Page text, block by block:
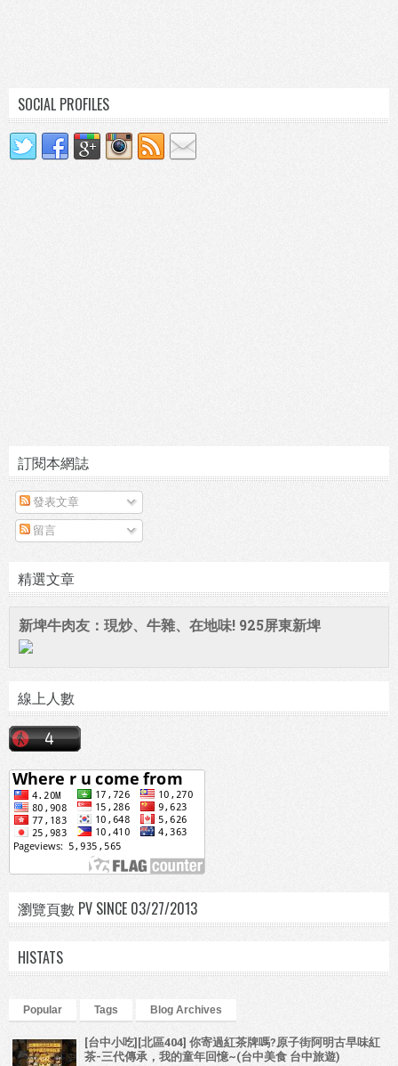
SOCIAL PROFILES
訂閱本網誌
發表文章
留言
精選文章
新埤牛肉友：現炒、牛雜、在地味! 925屏東新埤
線上人數
瀏覽頁數 PV SINCE 03/27/2013
HISTATS
Popular Tags Blog Archives
[台中小吃][北區404] 你寄過紅茶牌嗎?原子街阿明古早味紅
茶-三代傳承，我的童年回憶~(台中美食 台中旅遊)